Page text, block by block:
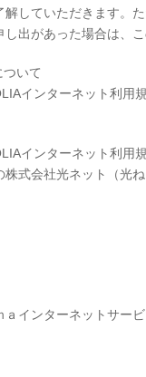
していただきます。
出があった場合は、
いて
インターネット利用
インターネット利用
式会社光ネット（光
インターネットサー